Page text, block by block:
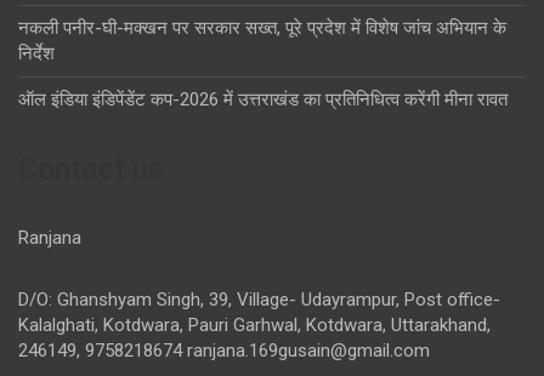
नकली पनीर-घी-मक्खन पर सरकार सख्त, पूरे प्रदेश में विशेष जांच अभियान के
निर्देश
ऑल इंडिया इंडिपेंडेंट कप-2026 में उत्तराखंड का प्रतिनिधित्व करेंगी मीना रावत
Ranjana
D/O: Ghanshyam Singh, 39, Village- Udayrampur, Post office-
Kalalghati, Kotdwara, Pauri Garhwal, Kotdwara, Uttarakhand,
246149, 9758218674ranjana.169gusain@gmail.com